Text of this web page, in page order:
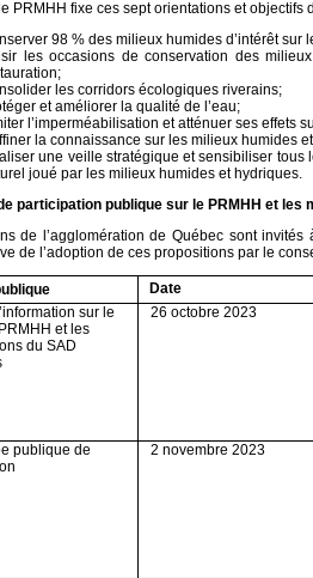
PRMHH fixe ces sept orientations et objectifs
98 % des milieux humides d’intérêt sur
les occasions de conservation des
les corridors écologiques riverains;
et améliorer la qualité de l’eau;
l’imperméabilisation et atténuer ses effets
la connaissance sur les milieux humides
une veille stratégique et sensibiliser tous
joué par les milieux humides et hydriques.
participation publique sur le PRMHH et les
de l’agglomération de Québec sont
de l’adoption de ces propositions par le
Date
sur le
et les
du SAD
26 octobre 2023
publique de
2 novembre 2023